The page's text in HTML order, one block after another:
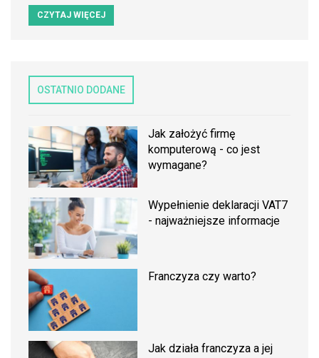
CZYTAJ WIĘCEJ
OSTATNIO DODANE
Jak założyć firmę
komputerową - co jest
wymagane?
Wypełnienie deklaracji VAT7
- najważniejsze informacje
Franczyza czy warto?
Jak działa franczyza a jej